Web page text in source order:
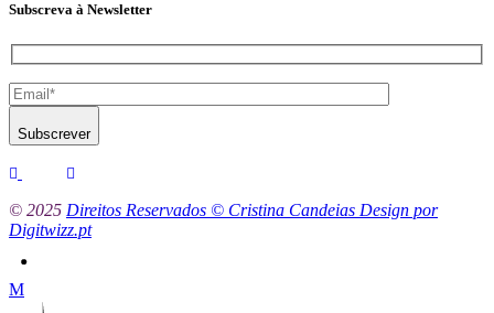
Subscreva à Newsletter
Subscrever
© 2025 Direitos Reservados © Cristina Candeias Design por
Digitwizz.pt